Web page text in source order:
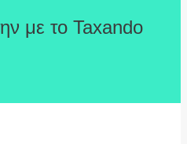
με το Taxando